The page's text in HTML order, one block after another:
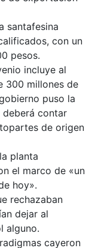
santafesina
con un
pesos.
incluye al
300 millones de
puso la
contar
de origen
planta
el marco de «un
hoy».
rechazaban
dejar al
alguno.
cayeron